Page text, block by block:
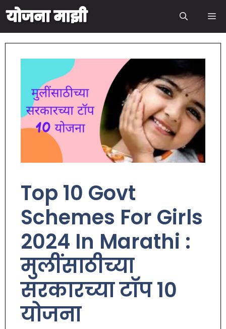
Top 10 Govt
Schemes For Girls
2024 In Marathi :
मुलींसाठीच्या
सरकारच्या टॉप 10
योजना